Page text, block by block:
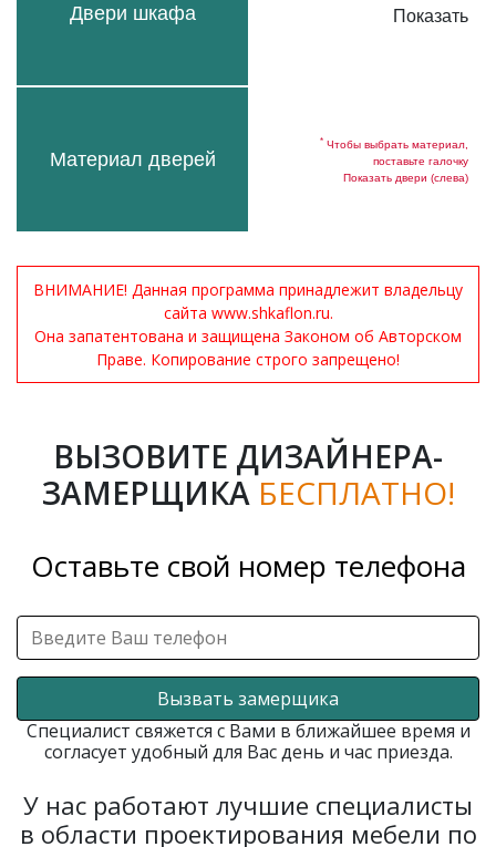
Двери шкафа
Материал дверей
Показать
* Чтобы выбрать материал,
поставьте галочку
Показать двери (слева)
ВНИМАНИЕ! Данная программа принадлежит владельцу
сайта www.shkaflon.ru.
Она запатентована и защищена Законом об Авторском
Праве. Копирование строго запрещено!
ВЫЗОВИТЕ ДИЗАЙНЕРА-
ЗАМЕРЩИКА БЕСПЛАТНО!
Оставьте свой номер телефона
Вызвать замерщика
Специалист свяжется с Вами в ближайшее время и
согласует удобный для Вас день и час приезда.
У нас работают лучшие специалисты
в области проектирования мебели по